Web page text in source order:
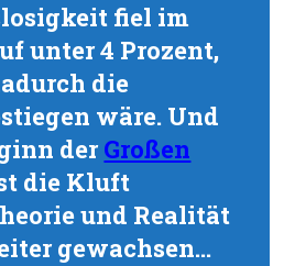
fiel im
unter 4 Prozent,
die
wäre. Und
derGroßen
die Kluft
und Realität
gewachsen…